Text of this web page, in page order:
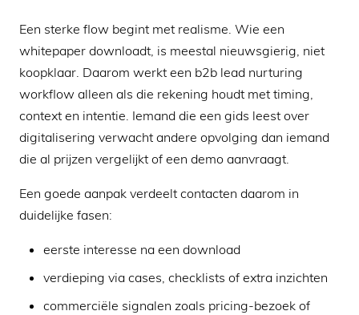
Een sterke flow begint met realisme. Wie een
whitepaper downloadt, is meestal nieuwsgierig, niet
koopklaar. Daarom werkt een b2b lead nurturing
workflow alleen als die rekening houdt met timing,
context en intentie. Iemand die een gids leest over
digitalisering verwacht andere opvolging dan iemand
die al prijzen vergelijkt of een demo aanvraagt.
Een goede aanpak verdeelt contacten daarom in
duidelijke fasen:
eerste interesse na een download
verdieping via cases, checklists of extra inzichten
commerciële signalen zoals pricing-bezoek of